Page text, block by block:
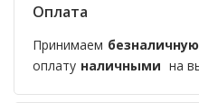
Оплата
Принимаем безналичную
оплату наличными на